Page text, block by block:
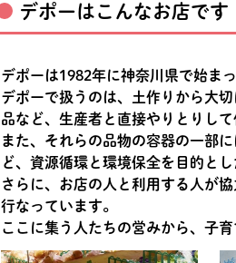
デポーはこんなお店です
デポーは1982年に神奈川県で始ま
デポーで扱うのは、土作りから大
品など、生産者と直接やりとりして
また、それらの品物の容器の一部
ど、資源循環と環境保全を目的とし
さらに、お店の人と利用する人が
行なっています。
ここに集う人たちの営みから、子